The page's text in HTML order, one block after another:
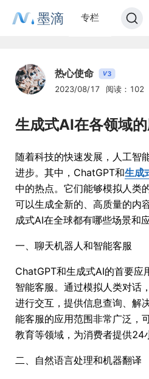
墨滴 专栏
热心使命 V3
2023/08/17 阅读：102
生成式AI在各领域的
随着科技的快速发展，人工智
进步。其中，ChatGPT和生成
中的热点。它们能够模拟人类
可以生成全新的、高质量的内
成式AI在全球都有哪些场景和
一、聊天机器人和智能客服
ChatGPT和生成式AI的首要应
智能客服。通过模拟人类对话
进行交互，提供信息查询、解
能客服的应用范围非常广泛，
教育等领域，为消费者提供24
二、自然语言处理和机器翻译